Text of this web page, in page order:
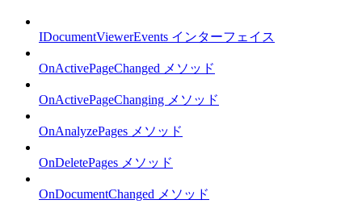
IDocumentViewerEvents インターフェイス
OnActivePageChanged メソッド
OnActivePageChanging メソッド
OnAnalyzePages メソッド
OnDeletePages メソッド
OnDocumentChanged メソッド